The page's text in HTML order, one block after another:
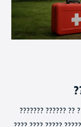
????? ?? ?????